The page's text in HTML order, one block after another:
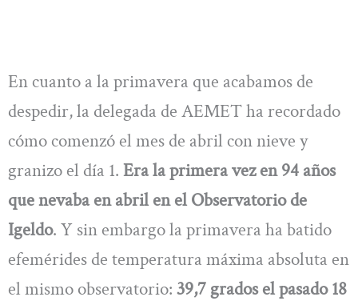
En cuanto a la primavera que acabamos de
despedir, la delegada de AEMET ha recordado
cómo comenzó el mes de abril con nieve y
granizo el día 1. Era la primera vez en 94 años
que nevaba en abril en el Observatorio de
Igeldo. Y sin embargo la primavera ha batido
efemérides de temperatura máxima absoluta en
el mismo observatorio: 39,7 grados el pasado 18